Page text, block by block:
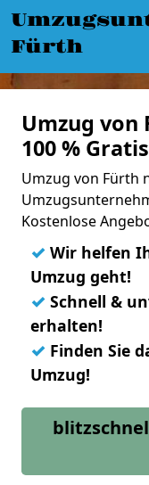
Fürth
Umzug
100 %
Umzug von Fürth
Kostenlose
✓ Wir helfen
Umzug geht!
✓ Schnell &
erhalten!
✓ Finden Sie
Umzug!